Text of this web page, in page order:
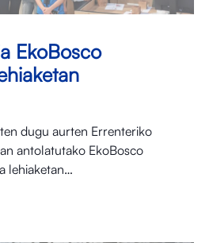
EkoBosco
dugu aurten Errenteriko
antolatutako EkoBosco
lehiaketan…